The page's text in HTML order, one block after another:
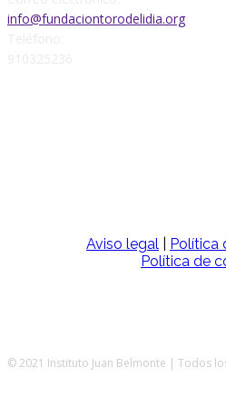
info@fundaciontorodelidia.org
Aviso legal Política
Política de
© 2021 Instituto Juan Belmonte | Todos